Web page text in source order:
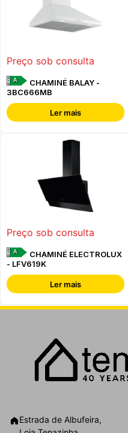
Preço sob consulta
A
CHAMINÉ BALAY -
3BC666MB
Ler mais
Preço sob consulta
A
CHAMINÉ ELECTROLUX
- LFV619K
Ler mais
Estrada de Albufeira,